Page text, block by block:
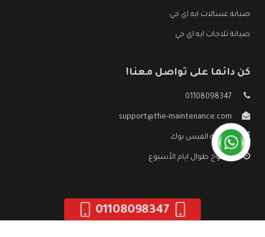
صيانة غسالات ايه اي جي
صيانة ثلاجات ايه اي جي
كن دائما على تواصل معنا!
01108098347
support@the-maintenance.com
صفحة الفيس بوك
مفتوح طوال ايام الأسبوع
01108098347